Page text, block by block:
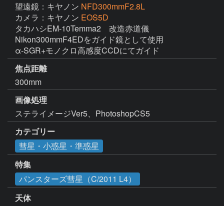
望遠鏡：キヤノン NFD300mmF2.8L
カメラ：キヤノン EOS5D
タカハシEM-10Temma2　改造赤道儀
Nikon300mmF4EDをガイド鏡として使用
α-SGR+モノクロ高感度CCDにてガイド
焦点距離
300mm
画像処理
ステライメージVer5、PhotoshopCS5
カテゴリー
彗星・小惑星・準惑星
特集
パンスターズ彗星（C/2011 L4）
天体